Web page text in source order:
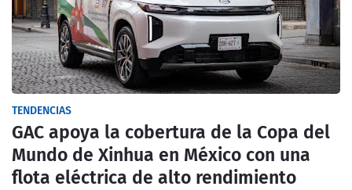
TENDENCIAS
GAC apoya la cobertura de la Copa del
Mundo de Xinhua en México con una
flota eléctrica de alto rendimiento